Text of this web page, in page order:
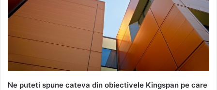
Ne puteti spune cateva din obiectivele Kingspan pe care